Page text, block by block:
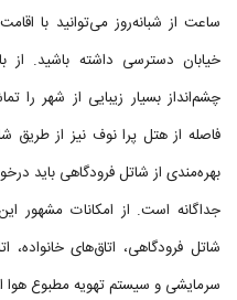
خیابان دسترسی داشته باشید. از
فاصله از هتل پرا نوف نیز از
بهره‌مندی از شاتل فرودگاهی باید
جداگانه است. از امکانات مشهور
شاتل فرودگاهی، اتاق‌های
سرمایشی و سیستم تهویه مطبوع هوا